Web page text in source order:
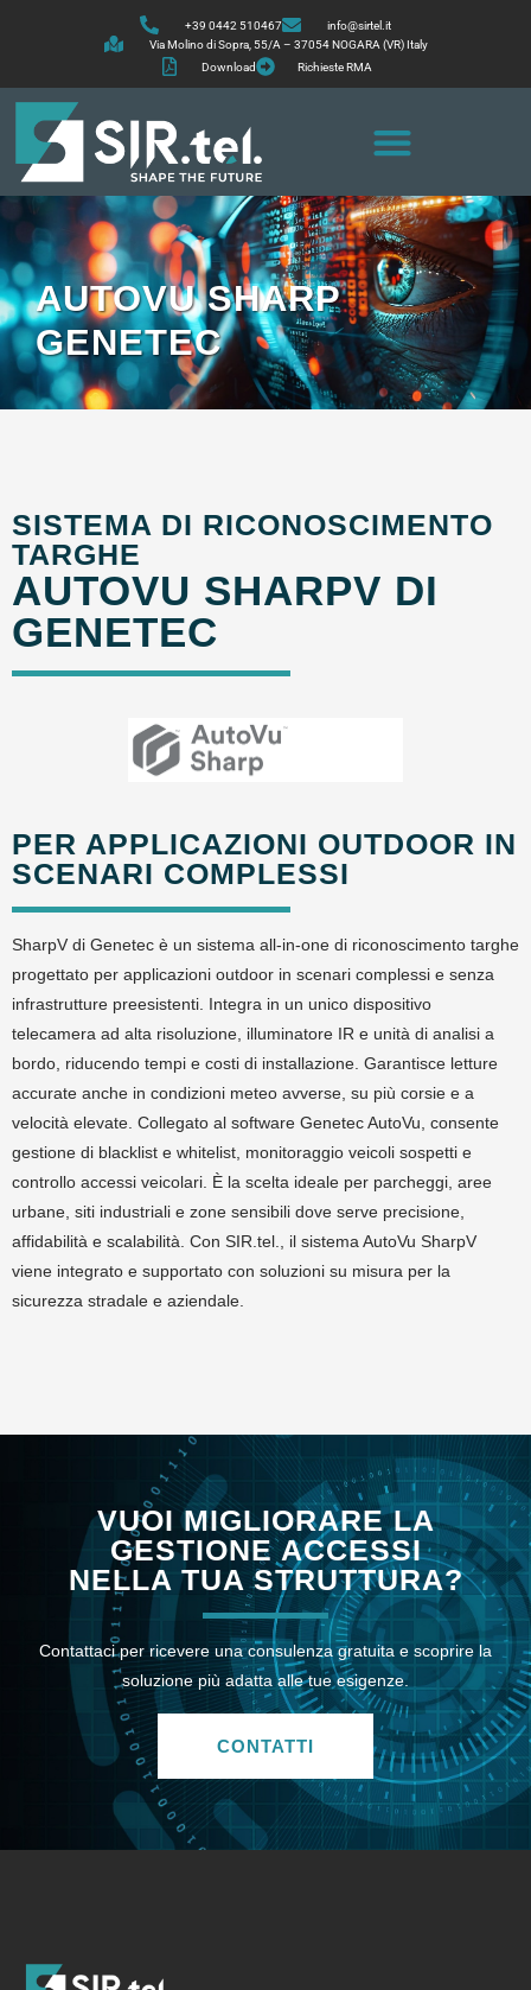
+39 0442 510467
info@sirtel.it
Via Molino di Sopra, 55/A – 37054 NOGARA (VR) Italy
Download
Richieste RMA
AUTOVU SHARP
GENETEC
SISTEMA DI RICONOSCIMENTO
TARGHE
AUTOVU SHARPV DI
GENETEC
PER APPLICAZIONI OUTDOOR IN
SCENARI COMPLESSI
SharpV di Genetec è un sistema all-in-one di riconoscimento targhe
progettato per applicazioni outdoor in scenari complessi e senza
infrastrutture preesistenti. Integra in un unico dispositivo
telecamera ad alta risoluzione, illuminatore IR e unità di analisi a
bordo, riducendo tempi e costi di installazione. Garantisce letture
accurate anche in condizioni meteo avverse, su più corsie e a
velocità elevate. Collegato al software Genetec AutoVu, consente
gestione di blacklist e whitelist, monitoraggio veicoli sospetti e
controllo accessi veicolari. È la scelta ideale per parcheggi, aree
urbane, siti industriali e zone sensibili dove serve precisione,
affidabilità e scalabilità. Con SIR.tel., il sistema AutoVu SharpV
viene integrato e supportato con soluzioni su misura per la
sicurezza stradale e aziendale.
VUOI MIGLIORARE LA
GESTIONE ACCESSI
NELLA TUA STRUTTURA?
Contattaci per ricevere una consulenza gratuita e scoprire la
soluzione più adatta alle tue esigenze.
CONTATTI